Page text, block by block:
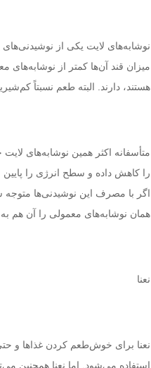
نوشابه‌های لایت یکی از
میزان قند آن‌ها کمتر از نوشابه‌های
هستند، دارند. البته طعم نسبتاً
متأسفانه اکثر همین نوشابه‌های
را کاهش داده و سطح انرژی را
اگر با مصرف این نوشیدنی‌ها متوجه
همان نوشابه‌های معمولی را آن هم
نعنا
نعنا برای خوش‌طعم کردن غذاها و
استفاده می‌شود. اما نعنا همچنین